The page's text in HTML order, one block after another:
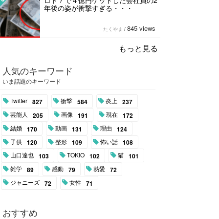
年後の姿が衝撃すぎる・・・
たくやま / 845 views
もっと見る
人気のキーワード
いま話題のキーワード
Twitter 827 衝撃 584 炎上 237
芸能人 205 画像 191 現在 172
結婚 170 動画 131 理由 124
子供 120 整形 109 怖い話 108
山口達也 103 TOKIO 102 猫 101
雑学 89 感動 79 熱愛 72
ジャニーズ 72 女性 71
おすすめ